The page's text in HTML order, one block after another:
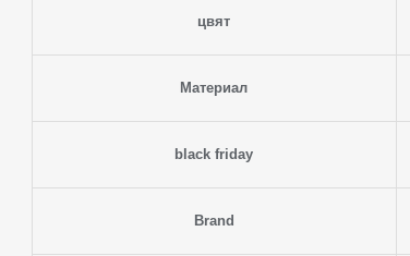
цвят
Материал
black friday
Brand